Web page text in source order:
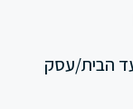
הבית/עסק